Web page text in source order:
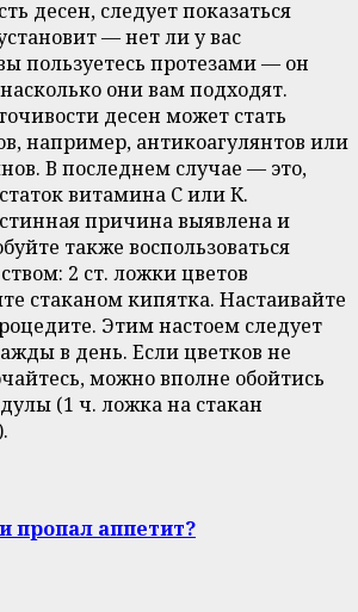
десен, следует показаться
— нет ли у вас
пользуетесь протезами — он
они вам подходят.
десен может стать
например, антикоагулянтов или
В последнем случае — это,
витамина С или К.
причина выявлена и
также воспользоваться
2 ст. ложки цветов
стаканом кипятка. Настаивайте
Этим настоем следует
в день. Если цветков не
можно вполне обойтись
(1 ч. ложка на стакан
пропал аппетит?